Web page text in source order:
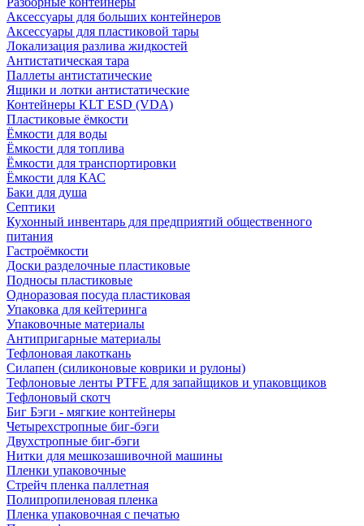
Аксессуары для больших контейнеров
Аксессуары для пластиковой тары
Локализация разлива жидкостей
Антистатическая тара
Паллеты антистатические
Ящики и лотки антистатические
Контейнеры KLT ESD (VDA)
Пластиковые ёмкости
Ёмкости для воды
Ёмкости для топлива
Ёмкости для транспортировки
Ёмкости для КАС
Баки для душа
Септики
Кухонный инвентарь для предприятий общественного
питания
Гастроёмкости
Доски разделочные пластиковые
Подносы пластиковые
Одноразовая посуда пластиковая
Упаковка для кейтеринга
Упаковочные материалы
Антипригарные материалы
Тефлоновая лакоткань
Силапен (силиконовые коврики и рулоны)
Тефлоновые ленты PTFE для запайщиков и упаковщиков
Тефлоновый скотч
Биг Бэги - мягкие контейнеры
Четырехстропные биг-бэги
Двухстропные биг-бэги
Нитки для мешкозашивочной машины
Пленки упаковочные
Стрейч пленка паллетная
Полипропиленовая пленка
Пленка упаковочная с печатью